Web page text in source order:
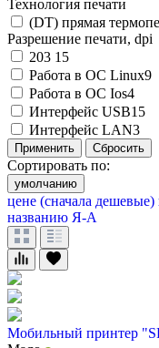
Технология печати
(DT) прямая
Разрешение печати, dpi
203 15
Работа в ОС Linux9
Работа в ОС Ios4
Интерфейс USB15
Интерфейс LAN3
Применить Сбросить
Сортировать по:
умолчанию
цене (сначала дешевые)
названию Я-А
Мобильный принтер